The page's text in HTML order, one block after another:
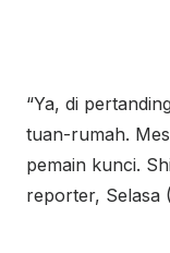
“Ya, di
tuan-rumah.
pemain kunci.
reporter, Selasa